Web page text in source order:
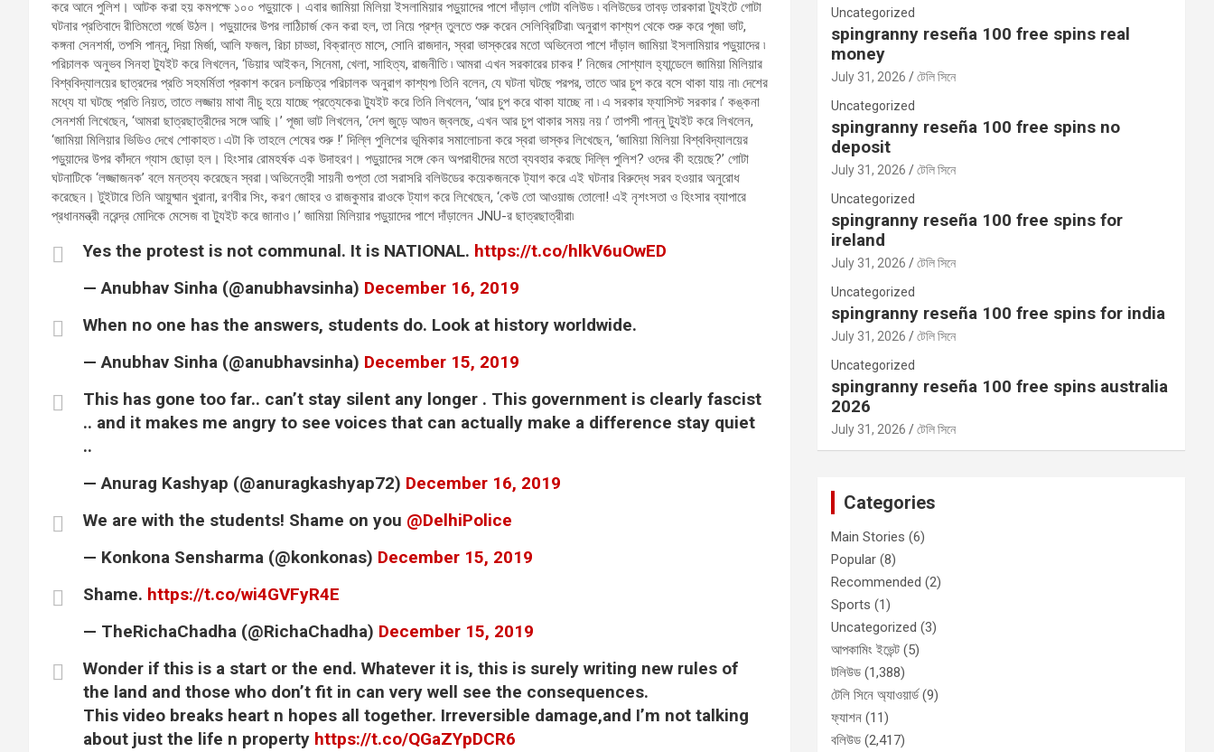
করে আনে পুলিশ। আটক করা হয় কমপক্ষে ১০০ পড়ুয়াকে। এবার জামিয়া মিলিয়া ইসলামিয়ার পড়ুয়াদের পাশে দাঁড়াল গোটা বলিউড ৷ বলিউডের তাবড় তারকারা ট্যুইটে গোটা
ঘটনার প্রতিবাদে রীতিমতো গর্জে উঠল। পড়ুয়াদের উপর লাঠিচার্জ কেন করা হল, তা নিয়ে প্রশ্ন তুলতে শুরু করেন সেলিব্রিটিরা৷ অনুরাগ কাশ্যপ থেকে শুরু করে পূজা ভাট,
কঙ্গনা সেনশর্মা, তপসি পান্নু, দিয়া মির্জা, আলি ফজল, রিচা চাড্ডা, বিক্রান্ত মাসে, সোনি রাজদান, স্বরা ভাস্করের মতো অভিনেতা পাশে দাঁড়াল জামিয়া ইসলামিয়ার পড়ুয়াদের ৷
পরিচালক অনুভব সিনহা ট্যুইট করে লিখলেন, ‘ডিয়ার আইকন, সিনেমা, খেলা, সাহিত্য, রাজনীতি ৷ আমরা এখন সরকারের চাকর !’ নিজের সোশ্যাল হ্যান্ডেলে জামিয়া মিলিয়ার
বিশ্ববিদ্যালয়ের ছাত্রদের প্রতি সহমর্মিতা প্রকাশ করেন চলচ্চিত্র পরিচালক অনুরাগ কাশ্যপ৷ তিনি বলেন, যে ঘটনা ঘটছে পরপর, তাতে আর চুপ করে বসে থাকা যায় না৷ দেশের
মধ্যে যা ঘটছে প্রতি নিয়ত, তাতে লজ্জায় মাথা নীচু হয়ে যাচ্ছে প্রত্যেকের৷ ট্যুইট করে তিনি লিখলেন, ‘আর চুপ করে থাকা যাচ্ছে না ৷ এ সরকার ফ্যাসিস্ট সরকার ৷’ কঙ্কনা
সেনশর্মা লিখেছেন, ‘আমরা ছাত্রছাত্রীদের সঙ্গে আছি।’ পূজা ভাট লিখলেন, ‘দেশ জুড়ে আগুন জ্বলছে, এখন আর চুপ থাকার সময় নয় ৷’ তাপসী পান্নু ট্যুইট করে লিখলেন,
‘জামিয়া মিলিয়ার ভিডিও দেখে শোকাহত ৷ এটা কি তাহলে শেষের শুরু !’ দিল্লি পুলিশের ভূমিকার সমালোচনা করে স্বরা ভাস্কর লিখেছেন, ‘জামিয়া মিলিয়া বিশ্ববিদ্যালয়ের
পড়ুয়াদের উপর কাঁদনে গ্যাস ছোড়া হল। হিংসার রোমহর্ষক এক উদাহরণ। পড়ুয়াদের সঙ্গে কেন অপরাধীদের মতো ব্যবহার করছে দিল্লি পুলিশ? ওদের কী হয়েছে?’ গোটা
ঘটনাটিকে ‘লজ্জাজনক’ বলে মন্তব্য করেছেন স্বরা।অভিনেত্রী সায়নী গুপ্তা তো সরাসরি বলিউডের কয়েকজনকে ট্যাগ করে এই ঘটনার বিরুদ্ধে সরব হওয়ার অনুরোধ
করেছেন। টুইটারে তিনি আয়ুষ্মান খুরানা, রণবীর সিং, করণ জোহর ও রাজকুমার রাওকে ট্যাগ করে লিখেছেন, ‘কেউ তো আওয়াজ তোলো! এই নৃশংসতা ও হিংসার ব্যাপারে
প্রধানমন্ত্রী নরেন্দ্র মোদিকে মেসেজ বা ট্যুইট করে জানাও।’ জামিয়া মিলিয়ার পড়ুয়াদের পাশে দাঁড়ালেন JNU-র ছাত্রছাত্রীরা৷
Yes the protest is not communal. It is NATIONAL. https://t.co/hlkV6uOwED
— Anubhav Sinha (@anubhavsinha) December 16, 2019
When no one has the answers, students do. Look at history worldwide.
— Anubhav Sinha (@anubhavsinha) December 15, 2019
This has gone too far.. can’t stay silent any longer . This government is clearly fascist
.. and it makes me angry to see voices that can actually make a difference stay quiet
..
— Anurag Kashyap (@anuragkashyap72) December 16, 2019
We are with the students! Shame on you @DelhiPolice
— Konkona Sensharma (@konkonas) December 15, 2019
Shame. https://t.co/wi4GVFyR4E
— TheRichaChadha (@RichaChadha) December 15, 2019
Wonder if this is a start or the end. Whatever it is, this is surely writing new rules of
the land and those who don’t fit in can very well see the consequences.
This video breaks heart n hopes all together. Irreversible damage,and I’m not talking
about just the life n property https://t.co/QGaZYpDCR6
Uncategorized
spingranny reseña 100 free spins real
money
July 31, 2026
টেলি সিনে
Uncategorized
spingranny reseña 100 free spins no
deposit
July 31, 2026
টেলি সিনে
Uncategorized
spingranny reseña 100 free spins for
ireland
July 31, 2026
টেলি সিনে
Uncategorized
spingranny reseña 100 free spins for india
July 31, 2026
টেলি সিনে
Uncategorized
spingranny reseña 100 free spins australia
2026
July 31, 2026 টেলি সিনে
Categories
Main Stories (6)
Popular (8)
Recommended (2)
Sports (1)
Uncategorized (3)
আপকামিং ইভেন্ট (5)
টলিউড (1,388)
টেলি সিনে অ্যাওয়ার্ড(9)
ফ্যাশন (11)
বলিউড (2,417)